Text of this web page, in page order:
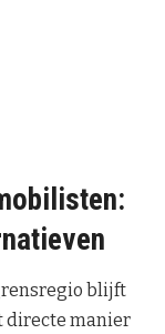
blijft
directe manier